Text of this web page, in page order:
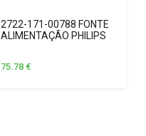
2722-171-00788 FONTE
ALIMENTAÇÃO PHILIPS
75.78 €